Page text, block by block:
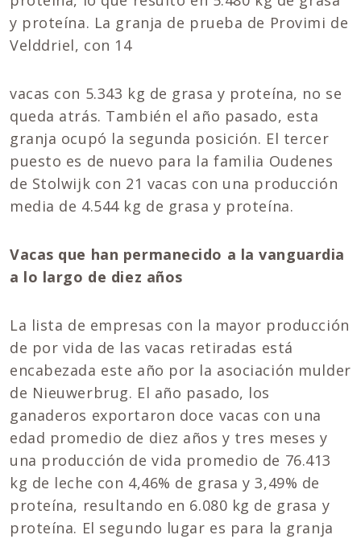
y proteína. La granja de prueba de Provimi de
Velddriel, con 14
vacas con 5.343 kg de grasa y proteína, no se
queda atrás. También el año pasado, esta
granja ocupó la segunda posición. El tercer
puesto es de nuevo para la familia Oudenes
de Stolwijk con 21 vacas con una producción
media de 4.544 kg de grasa y proteína.
Vacas que han permanecido a la vanguardia
a lo largo de diez años
La lista de empresas con la mayor producción
de por vida de las vacas retiradas está
encabezada este año por la asociación mulder
de Nieuwerbrug. El año pasado, los
ganaderos exportaron doce vacas con una
edad promedio de diez años y tres meses y
una producción de vida promedio de 76.413
kg de leche con 4,46% de grasa y 3,49% de
proteína, resultando en 6.080 kg de grasa y
proteína. El segundo lugar es para la granja